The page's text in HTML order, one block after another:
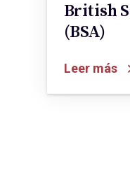
British
(BSA)
Leer más